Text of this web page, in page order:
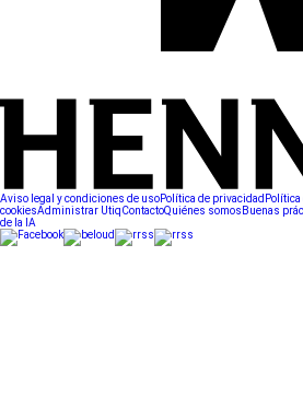
Aviso legal y condiciones de usoPolítica de privacidad Política
cookiesAdministrar UtiqContactoQuiénes somos Buenas
de la IA